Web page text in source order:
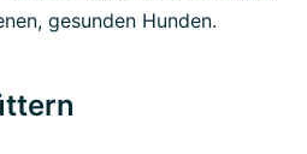
gesunden Hunden.